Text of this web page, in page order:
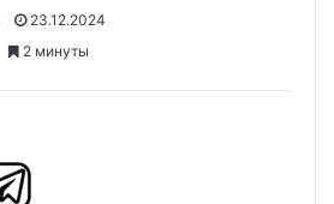
23.12.2024
2 минуты